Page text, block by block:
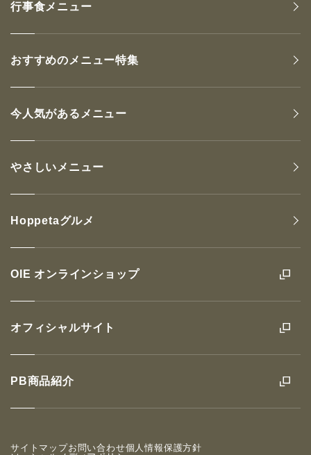
OIE オンラインショップ
オフィシャルサイト
PB商品紹介
行事食メニュー
おすすめのメニュー特集
今人気があるメニュー
やさしいメニュー
Hoppetaグルメ
サイトマップお問い合わせ個人情報保護方針